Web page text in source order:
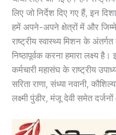
लिए जो निर्देश दिए गए हैं, इन
हमें अपने-अपने क्षेत्रों में और
राष्ट्रीय स्वास्थ्य मिशन के
निष्ठापूर्वक करना हमारा लक्ष्य
कर्मचारी महासंघ के राष्ट्रीय
सरिता राणा, संध्या नवानी,
लक्ष्मी पुंडीर, मंजू देवी समेत